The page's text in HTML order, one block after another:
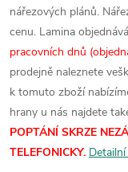
nářezových plánů.
cenu. Lamina
pracovních dnů
prodejně naleznete
k tomuto zboží
hrany u nás najdete
POPTÁNÍ SKRZE
TELEFONICKY.